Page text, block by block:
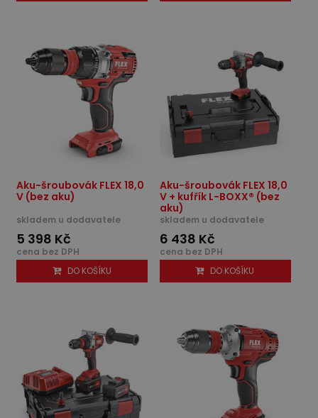
Aku-šroubovák FLEX 18,0
V (bez aku)
skladem u dodavatele
5 398 Kč
cena bez DPH
DO KOŠÍKU
Aku-šroubovák FLEX 18,0
V + kufřík L-BOXX® (bez
aku)
skladem u dodavatele
6 438 Kč
cena bez DPH
DO KOŠÍKU